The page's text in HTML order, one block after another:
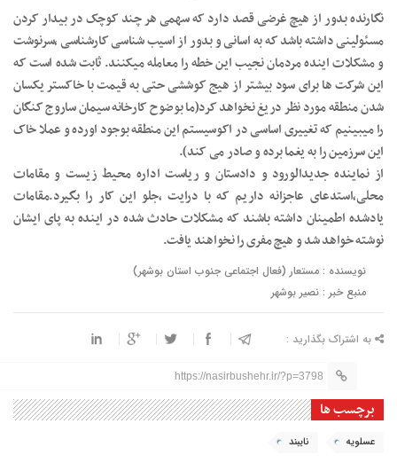
نگارنده بدور از هیچ غرضی قصد دارد که سهمی هر چند کوچک در بیدار کردن
مسئولینی داشته باشد که به اسانی و بدور از اسیب شناسی کارشناسی ،سرنوشت
و مشکلات اینده مردمان نجیب این خطه را معامله میکنند. ثابت شده است که
این شرکت ها برای سود بیشتر از هیج کوششی حتی به قیمت با خاکستر یکسان
شدن منطقه مورد نظر دریغ نخواهد کرد(ما بوضوح کارخانه سیمان ساروج کنگان
را میبینیم که تغییری اساسی در اکوسیستم این منطقه بوجود اورده و عملا خاک
این سرزمین را به یغما برده و صادر می کند).
از نماینده جدیدالورود و دادستان و ریاست اداره محیط زیست و مقامات
محلی،استدعای عاجزانه داریم که با درایت ،جلو این کار را بگیرد.مقامات
یادشده اطمینان داشته باشند که مشکلات حادث شده در اینده به پای ایشان
نوشته خواهد شد و هیچ مفری را نخواهند یافت.
نویسنده : مستعار (فعال اجتماعی جنوب استان بوشهر)
منبع خبر : نصیر بوشهر
به اشتراک بگذارید :
https://nasirbushehr.ir/?p=3798
برچسب ها
عسلویه نایبند